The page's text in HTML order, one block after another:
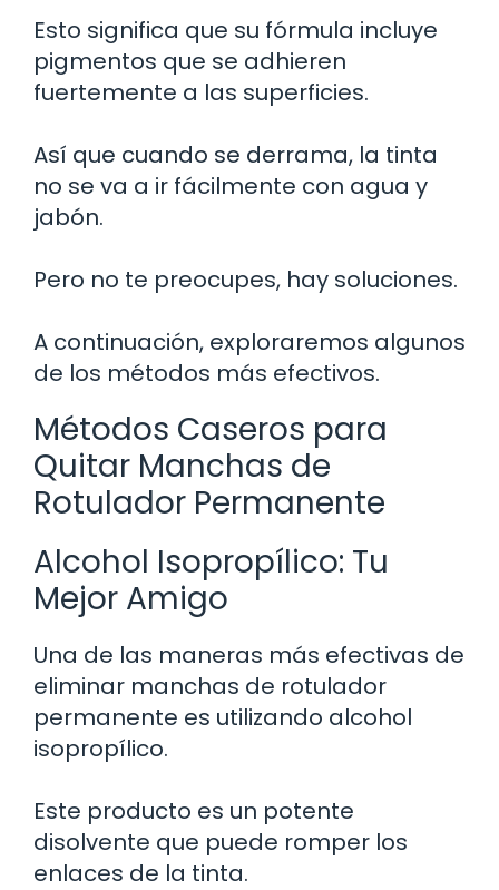
Esto significa que su fórmula incluye
pigmentos que se adhieren
fuertemente a las superficies.
Así que cuando se derrama, la tinta
no se va a ir fácilmente con agua y
jabón.
Pero no te preocupes, hay soluciones.
A continuación, exploraremos algunos
de los métodos más efectivos.
Métodos Caseros para
Quitar Manchas de
Rotulador Permanente
Alcohol Isopropílico: Tu
Mejor Amigo
Una de las maneras más efectivas de
eliminar manchas de rotulador
permanente es utilizando alcohol
isopropílico.
Este producto es un potente
disolvente que puede romper los
enlaces de la tinta.